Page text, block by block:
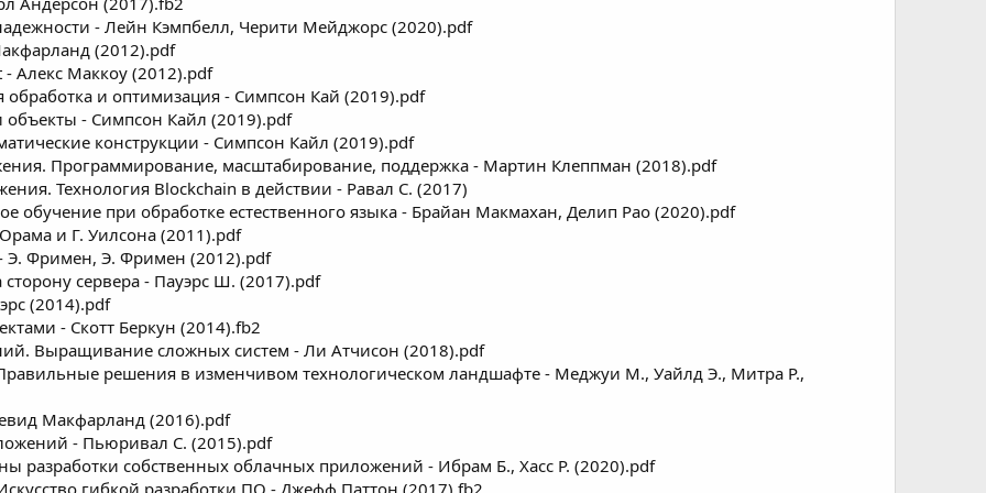
- Лейн Кэмпбелл, Черити Мейджорс (2020).pdf
(2012).pdf
Алекс Маккоу (2012).pdf
обработка и оптимизация - Симпсон Кай (2019).pdf
объекты - Симпсон Кайл (2019).pdf
конструкции - Симпсон Кайл (2019).pdf
Программирование, масштабирование, поддержка - Мартин Клеппман (2018).pdf
Технология Blockchain в действии - Равал С. (2017)
обучение при обработке естественного языка - Брайан Макмахан, Делип Рао (2020).pdf
и Г. Уилсона (2011).pdf
- Э. Фримен, Э. Фримен (2012).pdf
сервера - Пауэрс Ш. (2017).pdf
(2014).pdf
- Скотт Беркун (2014).fb2
Выращивание сложных систем - Ли Атчисон (2018).pdf
решения в изменчивом технологическом ландшафте - Меджуи М., Уайлд Э., Митра Р.,
Макфарланд (2016).pdf
- Пьюривал С. (2015).pdf
разработки собственных облачных приложений - Ибрам Б., Хасс Р. (2020).pdf
гибкой разработки ПО - Джефф Паттон (2017).fb2